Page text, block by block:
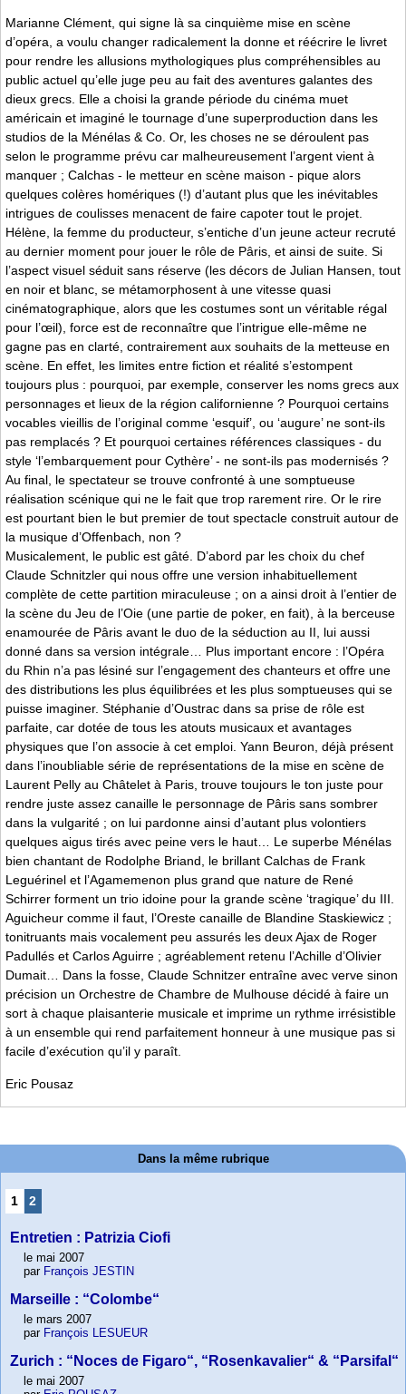
Marianne Clément, qui signe là sa cinquième mise en scène
d’opéra, a voulu changer radicalement la donne et réécrire le livret
pour rendre les allusions mythologiques plus compréhensibles au
public actuel qu’elle juge peu au fait des aventures galantes des
dieux grecs. Elle a choisi la grande période du cinéma muet
américain et imaginé le tournage d’une superproduction dans les
studios de la Ménélas & Co. Or, les choses ne se déroulent pas
selon le programme prévu car malheureusement l’argent vient à
manquer ; Calchas - le metteur en scène maison - pique alors
quelques colères homériques (!) d’autant plus que les inévitables
intrigues de coulisses menacent de faire capoter tout le projet.
Hélène, la femme du producteur, s’entiche d’un jeune acteur recruté
au dernier moment pour jouer le rôle de Pâris, et ainsi de suite. Si
l’aspect visuel séduit sans réserve (les décors de Julian Hansen, tout
en noir et blanc, se métamorphosent à une vitesse quasi
cinématographique, alors que les costumes sont un véritable régal
pour l’œil), force est de reconnaître que l’intrigue elle-même ne
gagne pas en clarté, contrairement aux souhaits de la metteuse en
scène. En effet, les limites entre fiction et réalité s’estompent
toujours plus : pourquoi, par exemple, conserver les noms grecs aux
personnages et lieux de la région californienne ? Pourquoi certains
vocables vieillis de l’original comme ‘esquif’, ou ‘augure’ ne sont-ils
pas remplacés ? Et pourquoi certaines références classiques - du
style ‘l’embarquement pour Cythère’ - ne sont-ils pas modernisés ?
Au final, le spectateur se trouve confronté à une somptueuse
réalisation scénique qui ne le fait que trop rarement rire. Or le rire
est pourtant bien le but premier de tout spectacle construit autour de
la musique d’Offenbach, non ?
Musicalement, le public est gâté. D’abord par les choix du chef
Claude Schnitzler qui nous offre une version inhabituellement
complète de cette partition miraculeuse ; on a ainsi droit à l’entier de
la scène du Jeu de l’Oie (une partie de poker, en fait), à la berceuse
enamourée de Pâris avant le duo de la séduction au II, lui aussi
donné dans sa version intégrale… Plus important encore : l’Opéra
du Rhin n’a pas lésiné sur l’engagement des chanteurs et offre une
des distributions les plus équilibrées et les plus somptueuses qui se
puisse imaginer. Stéphanie d’Oustrac dans sa prise de rôle est
parfaite, car dotée de tous les atouts musicaux et avantages
physiques que l’on associe à cet emploi. Yann Beuron, déjà présent
dans l’inoubliable série de représentations de la mise en scène de
Laurent Pelly au Châtelet à Paris, trouve toujours le ton juste pour
rendre juste assez canaille le personnage de Pâris sans sombrer
dans la vulgarité ; on lui pardonne ainsi d’autant plus volontiers
quelques aigus tirés avec peine vers le haut… Le superbe Ménélas
bien chantant de Rodolphe Briand, le brillant Calchas de Frank
Leguérinel et l’Agamemenon plus grand que nature de René
Schirrer forment un trio idoine pour la grande scène ‘tragique’ du III.
Aguicheur comme il faut, l’Oreste canaille de Blandine Staskiewicz ;
tonitruants mais vocalement peu assurés les deux Ajax de Roger
Padullés et Carlos Aguirre ; agréablement retenu l’Achille d’Olivier
Dumait… Dans la fosse, Claude Schnitzer entraîne avec verve sinon
précision un Orchestre de Chambre de Mulhouse décidé à faire un
sort à chaque plaisanterie musicale et imprime un rythme irrésistible
à un ensemble qui rend parfaitement honneur à une musique pas si
facile d’exécution qu’il y paraît.
Eric Pousaz
Dans la même rubrique
1 2
Entretien : Patrizia Ciofi
le mai 2007
par François JESTIN
Marseille : “Colombe“
le mars 2007
par François LESUEUR
Zurich : “Noces de Figaro“, “Rosenkavalier“ & “Parsifal“
le mai 2007